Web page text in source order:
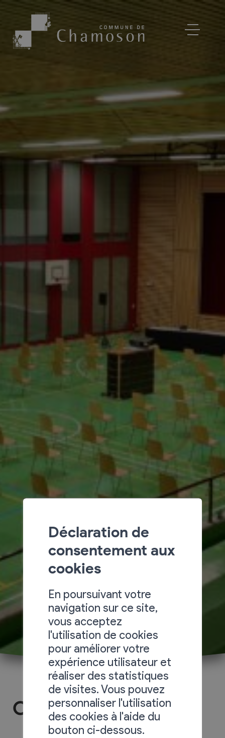
Comptes
Déclaration de
consentement aux
cookies
En poursuivant votre
navigation sur ce site,
vous acceptez
l'utilisation de cookies
pour améliorer votre
expérience utilisateur et
réaliser des statistiques
de visites. Vous pouvez
personnaliser l'utilisation
des cookies à l'aide du
bouton ci-dessous.